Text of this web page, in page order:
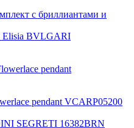
с бриллиантами и
BVLGARI
pendant VCARP05200